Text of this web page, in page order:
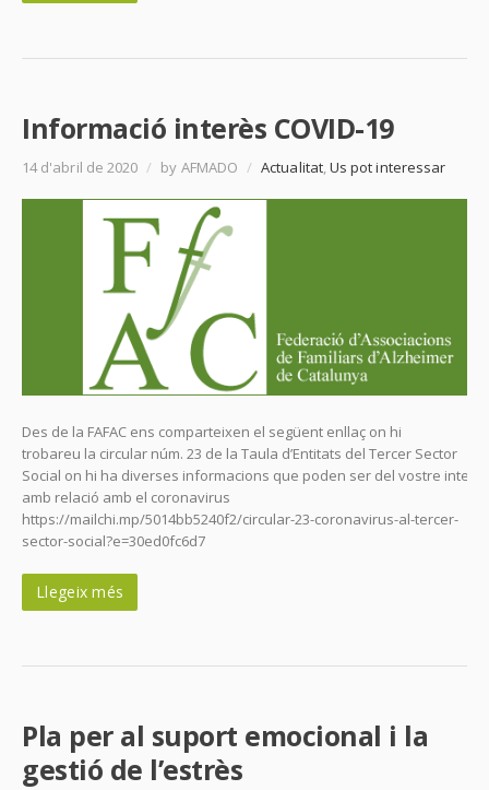
Informació interès COVID-19
14 d'abril de 2020 / by AFMADO / Actualitat,Us pot interessar
Des de la FAFAC ens comparteixen el següent enllaç on hi
trobareu la circular núm. 23 de la Taula d’Entitats del Tercer Sector
Social on hi ha diverses informacions que poden ser del vostre
amb relació amb el coronavirus
https://mailchi.mp/5014bb5240f2/circular-23-coronavirus-al-tercer-
sector-social?e=30ed0fc6d7
Llegeix més
Pla per al suport emocional i la
gestió de l’estrès